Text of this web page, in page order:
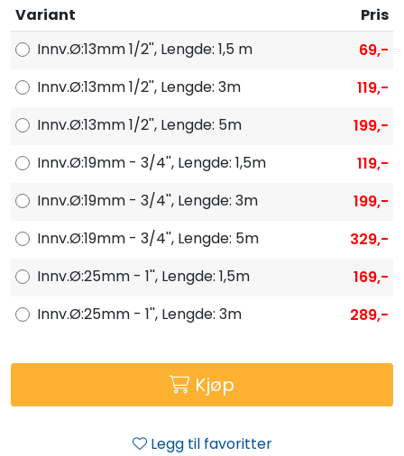
Variant
Pris
Innv.Ø:13mm 1/2'', Lengde: 1,5 m
69,-
Innv.Ø:13mm 1/2'', Lengde: 3m
119,-
Innv.Ø:13mm 1/2'', Lengde: 5m
199,-
Innv.Ø:19mm - 3/4'', Lengde: 1,5m
119,-
Innv.Ø:19mm - 3/4'', Lengde: 3m
199,-
Innv.Ø:19mm - 3/4'', Lengde: 5m
329,-
Innv.Ø:25mm - 1'', Lengde: 1,5m
169,-
Innv.Ø:25mm - 1'', Lengde: 3m
289,-
Kjøp
Legg til favoritter